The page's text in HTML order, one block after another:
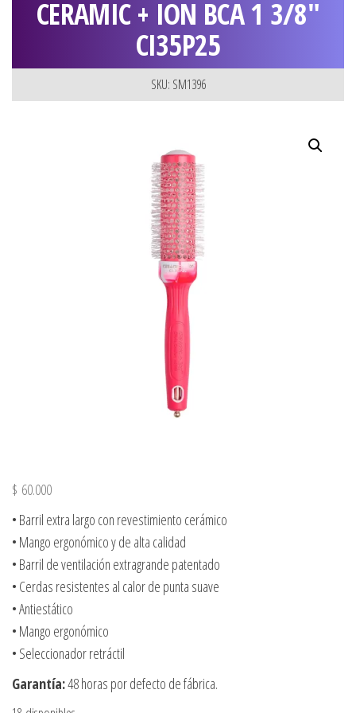
CERAMIC + ION BCA 1 3/8″
CI35P25
SKU: SM1396
$ 60.000
• Barril extra largo con revestimiento cerámico
• Mango ergonómico y de alta calidad
• Barril de ventilación extragrande patentado
• Cerdas resistentes al calor de punta suave
• Antiestático
• Mango ergonómico
• Seleccionador retráctil
Garantía:48 horas por defecto de fábrica.